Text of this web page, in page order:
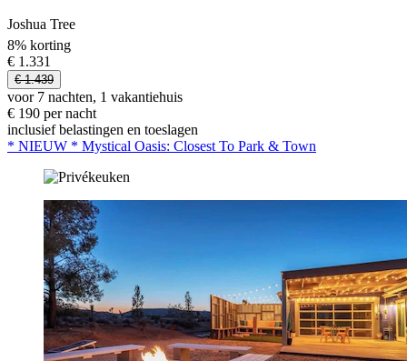
Joshua Tree
8% korting
€ 1.331
€ 1.439
voor 7 nachten, 1 vakantiehuis
€ 190 per nacht
inclusief belastingen en toeslagen
* NIEUW * Mystical Oasis: Closest To Park & Town